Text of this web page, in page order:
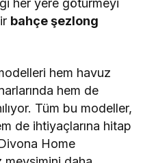
her yere götürmeyi
bahçe şezlong
hem havuz
hem de
Tüm bu modeller,
de ihtiyaçlarına hitap
Home